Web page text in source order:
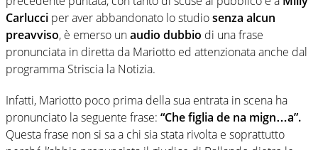
Carlucci per aver abbandonato lo studiosenza alcun
preavviso, è emerso unaudio dubbio di una frase
pronunciata in diretta da Mariotto ed attenzionata anche dal
programma Striscia la Notizia.
Infatti, Mariotto poco prima della sua entrata in scena ha
pronunciato la seguente frase: “Che figlia de na mign…a”.
Questa frase non si sa a chi sia stata rivolta e soprattutto